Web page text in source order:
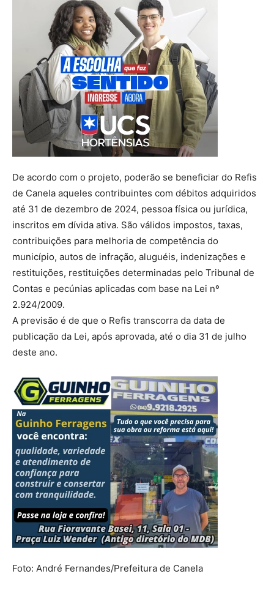
De acordo com o projeto, poderão se beneficiar do Refis
de Canela aqueles contribuintes com débitos adquiridos
até 31 de dezembro de 2024, pessoa física ou jurídica,
inscritos em dívida ativa. São válidos impostos, taxas,
contribuições para melhoria de competência do
município, autos de infração, aluguéis, indenizações e
restituições, restituições determinadas pelo Tribunal de
Contas e pecúnias aplicadas com base na Lei nº
2.924/2009.
A previsão é de que o Refis transcorra da data de
publicação da Lei, após aprovada, até o dia 31 de julho
deste ano.
Foto: André Fernandes/Prefeitura de Canela